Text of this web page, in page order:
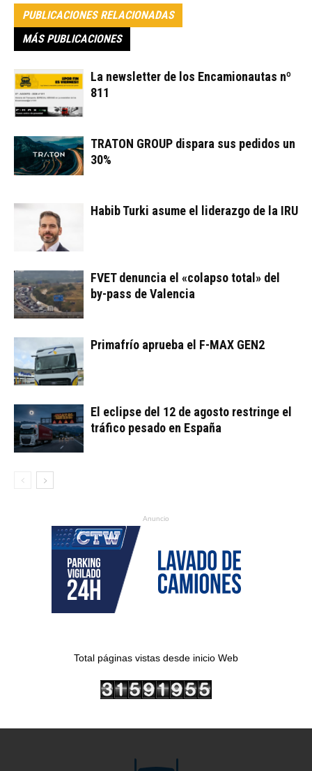
PUBLICACIONES RELACIONADAS
MÁS PUBLICACIONES
La newsletter de los Encamionautas nº
811
TRATON GROUP dispara sus pedidos un
30%
Habib Turki asume el liderazgo de la IRU
FVET denuncia el «colapso total» del
by-pass de Valencia
Primafrío aprueba el F-MAX GEN2
El eclipse del 12 de agosto restringe el
tráfico pesado en España
Anuncio
Total páginas vistas desde inicio Web